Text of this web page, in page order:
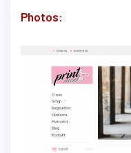
Photos: